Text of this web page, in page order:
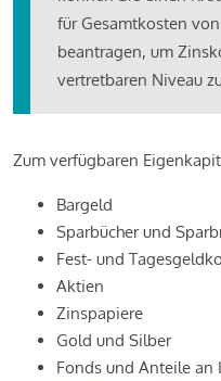
für Gesamtkosten
beantragen, um
vertretbaren Niveau
Zum verfügbaren
Bargeld
Sparbücher und
Fest- und
Aktien
Zinspapiere
Gold und Silber
Fonds und Anteile